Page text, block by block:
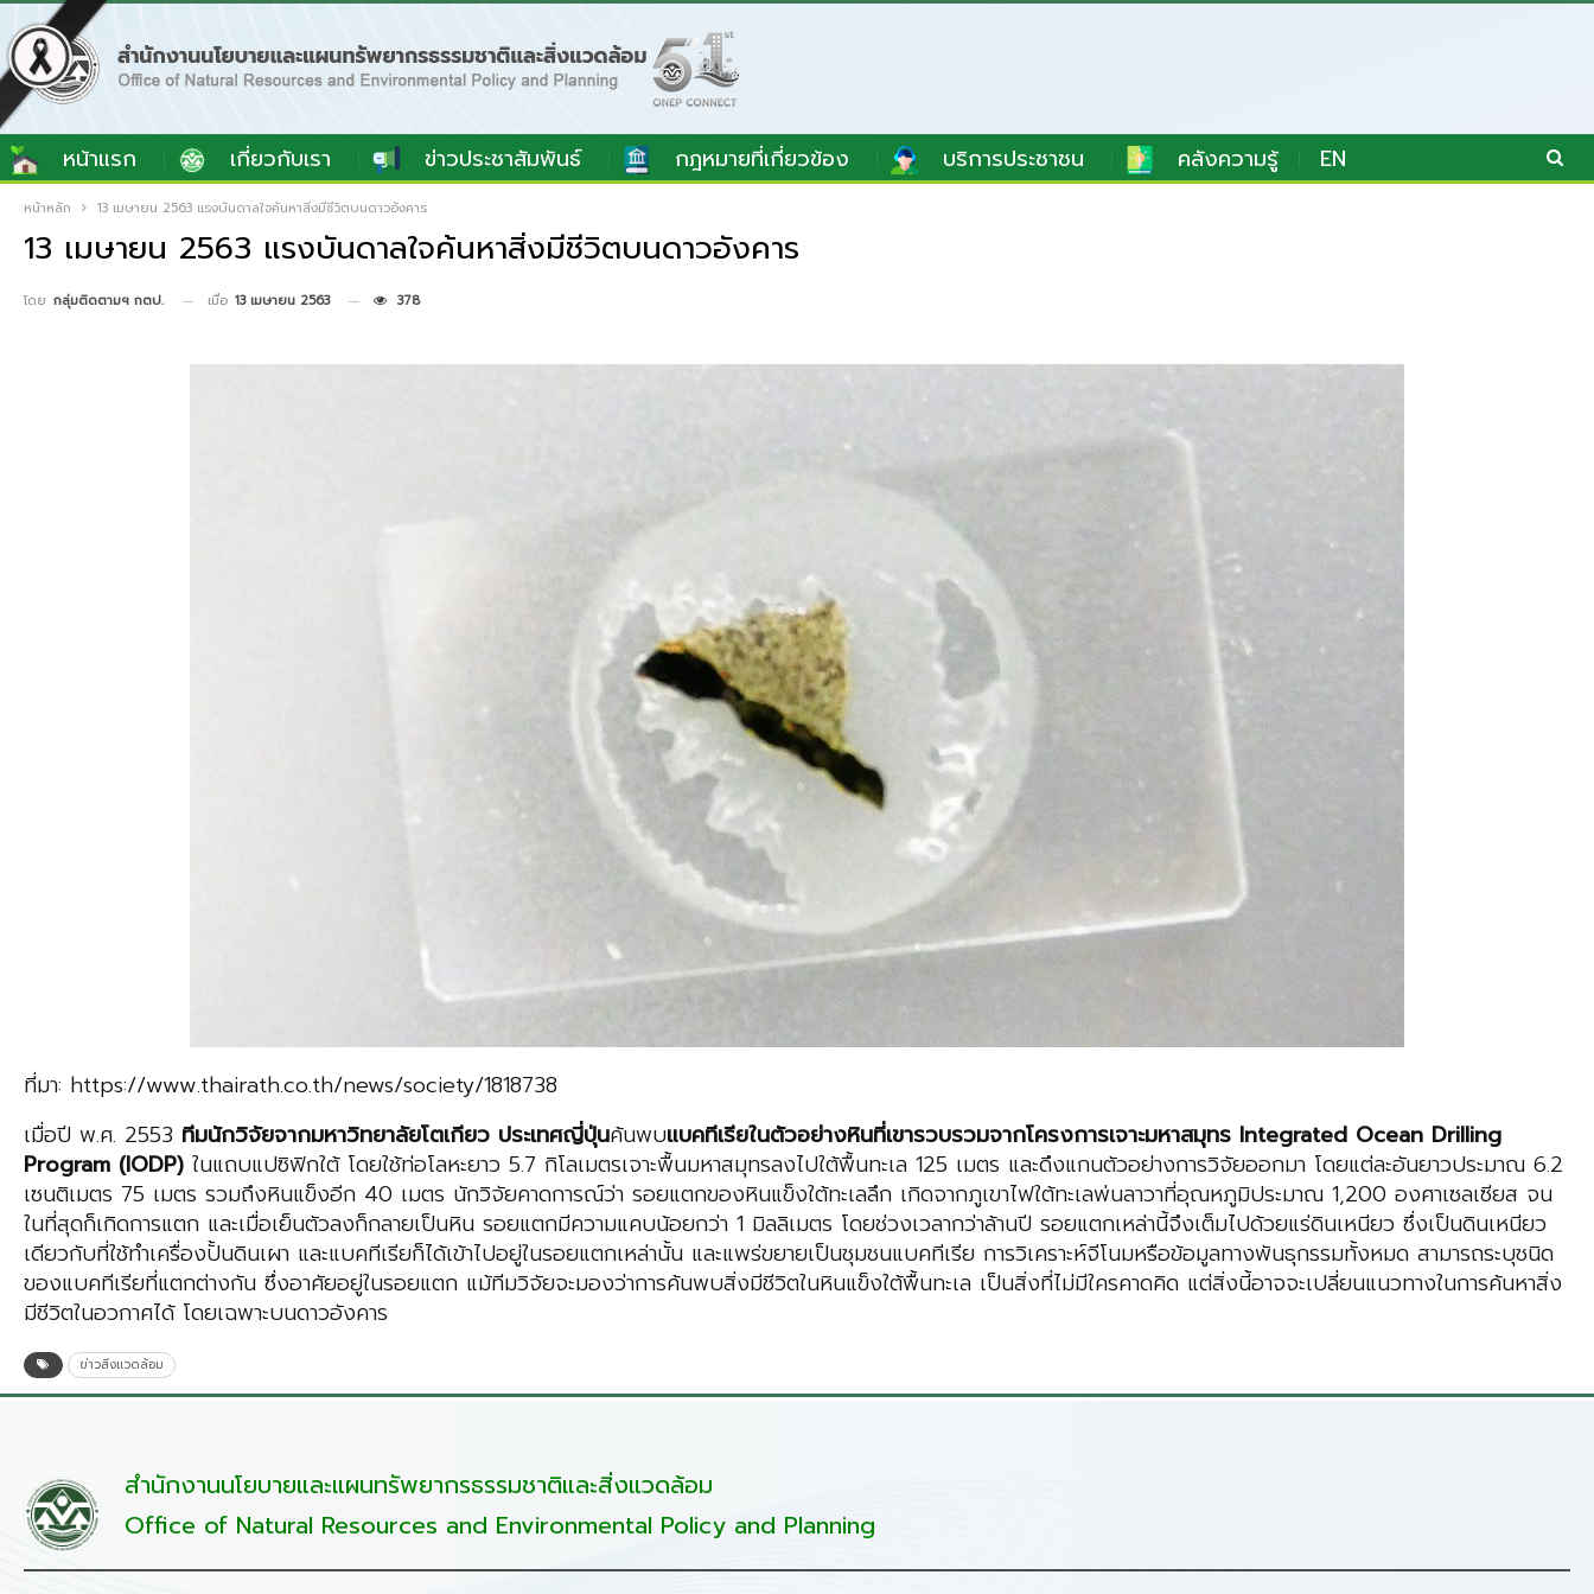
หน้าแรก เกี่ยวกับเรา ข่าวประชาสัมพันธ์ กฎหมายที่เกี่ยวข้อง บริการประชาชน คลังความรู้ EN
หน้าหลัก 13 เมษายน 2563 แรงบันดาลใจค้นหาสิ่งมีชีวิตบนดาวอังคาร
13 เมษายน 2563 แรงบันดาลใจค้นหาสิ่งมีชีวิตบนดาวอังคาร
โดย กลุ่มติดตามฯ กตป. เมื่อ 13 เมษายน 2563 378
ที่มา: https://www.thairath.co.th/news/society/1818738
เมื่อปี พ.ศ. 2553 ทีมนักวิจัยจากมหาวิทยาลัยโตเกียว ประเทศญี่ปุ่นค้นพบแบคทีเรียในตัวอย่างหินที่เขารวบรวมจากโครงการเจาะมหาสมุทร Integrated Ocean Drilling
Program (IODP) ในแถบแปซิฟิกใต้ โดยใช้ท่อโลหะยาว 5.7 กิโลเมตรเจาะพื้นมหาสมุทรลงไปใต้พื้นทะเล 125 เมตร และดึงแกนตัวอย่างการวิจัยออกมา โดยแต่ละอันยาวประมาณ 6.2
เซนติเมตร 75 เมตร รวมถึงหินแข็งอีก 40 เมตร นักวิจัยคาดการณ์ว่า รอยแตกของหินแข็งใต้ทะเลลึก เกิดจากภูเขาไฟใต้ทะเลพ่นลาวาที่อุณหภูมิประมาณ 1,200 องศาเซลเซียส จน
ในที่สุดก็เกิดการแตก และเมื่อเย็นตัวลงก็กลายเป็นหิน รอยแตกมีความแคบน้อยกว่า 1 มิลลิเมตร โดยช่วงเวลากว่าล้านปี รอยแตกเหล่านี้จึงเต็มไปด้วยแร่ดินเหนียว ซึ่งเป็นดินเหนียว
เดียวกับที่ใช้ทำเครื่องปั้นดินเผา และแบคทีเรียก็ได้เข้าไปอยู่ในรอยแตกเหล่านั้น และแพร่ขยายเป็นชุมชนแบคทีเรีย การวิเคราะห์จีโนมหรือข้อมูลทางพันธุกรรมทั้งหมด สามารถระบุชนิด
ของแบคทีเรียที่แตกต่างกัน ซึ่งอาศัยอยู่ในรอยแตก แม้ทีมวิจัยจะมองว่าการค้นพบสิ่งมีชีวิตในหินแข็งใต้พื้นทะเล เป็นสิ่งที่ไม่มีใครคาดคิด แต่สิ่งนี้อาจจะเปลี่ยนแนวทางในการค้นหาสิ่ง
มีชีวิตในอวกาศได้ โดยเฉพาะบนดาวอังคาร
ข่าวสิ่งแวดล้อม
สำนักงานนโยบายและแผนทรัพยากรธรรมชาติและสิ่งแวดล้อม
Office of Natural Resources and Environmental Policy and Planning